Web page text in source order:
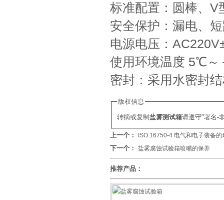
标准配置：圆棒、V
安全保护：漏电、
电源电压：
使用环境温度 5℃
密封：采用水密封
版权信息
转摘或复制盐雾测试箱请遵守"署名-
上一个： ISO 16750-4 电气和电子装备
下一个： 盐雾腐蚀试验箱喷嘴的保养
推荐产品：